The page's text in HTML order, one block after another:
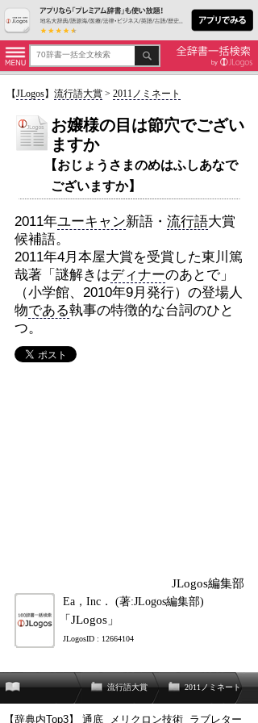
【JLogos】 流行語大賞> 2011ノミネート
お嬢様の目は節穴でござい
ますか
【おじょうさまのめはふしあなで
ございますか】
2011年ユーキャン新語・ 流行語大賞
候補語。
2011年4月本屋大賞を受賞した東川篤
哉著「謎解きはディナーのあとで」
（小学館、2010年9月発行）の登場人
物である執事の特徴的な台詞のひと
つ。
JLogos編集部
Ea，Inc． (著:JLogos編集部)
「JLogos」
JLogosID : 12664104
流行語大賞 2011ノミネート
【辞典内Top3】 通底 メリクロン技術 ラブレター